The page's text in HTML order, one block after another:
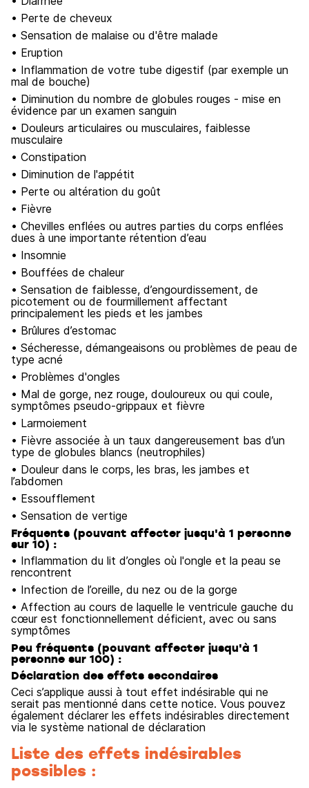
• Perte de cheveux
• Sensation de malaise ou d'être malade
• Eruption
• Inflammation de votre tube digestif (par exemple un
mal de bouche)
• Diminution du nombre de globules rouges - mise en
évidence par un examen sanguin
• Douleurs articulaires ou musculaires, faiblesse
musculaire
• Constipation
• Diminution de l'appétit
• Perte ou altération du goût
• Fièvre
• Chevilles enflées ou autres parties du corps enflées
dues à une importante rétention d’eau
• Insomnie
• Bouffées de chaleur
• Sensation de faiblesse, d’engourdissement, de
picotement ou de fourmillement affectant
principalement les pieds et les jambes
• Brûlures d’estomac
• Sécheresse, démangeaisons ou problèmes de peau de
type acné
• Problèmes d'ongles
• Mal de gorge, nez rouge, douloureux ou qui coule,
symptômes pseudo-grippaux et fièvre
• Larmoiement
• Fièvre associée à un taux dangereusement bas d’un
type de globules blancs (neutrophiles)
• Douleur dans le corps, les bras, les jambes et
l’abdomen
• Essoufflement
• Sensation de vertige
Fréquents (pouvant affecter jusqu'à 1 personne
sur 10) :
• Inflammation du lit d’ongles où l'ongle et la peau se
rencontrent
• Infection de l’oreille, du nez ou de la gorge
• Affection au cours de laquelle le ventricule gauche du
cœur est fonctionnellement déficient, avec ou sans
symptômes
Peu fréquents (pouvant affecter jusqu'à 1
personne sur 100) :
Déclaration des effets secondaires
Ceci s’applique aussi à tout effet indésirable qui ne
serait pas mentionné dans cette notice. Vous pouvez
également déclarer les effets indésirables directement
via le système national de déclaration
Liste des effets indésirables
possibles :